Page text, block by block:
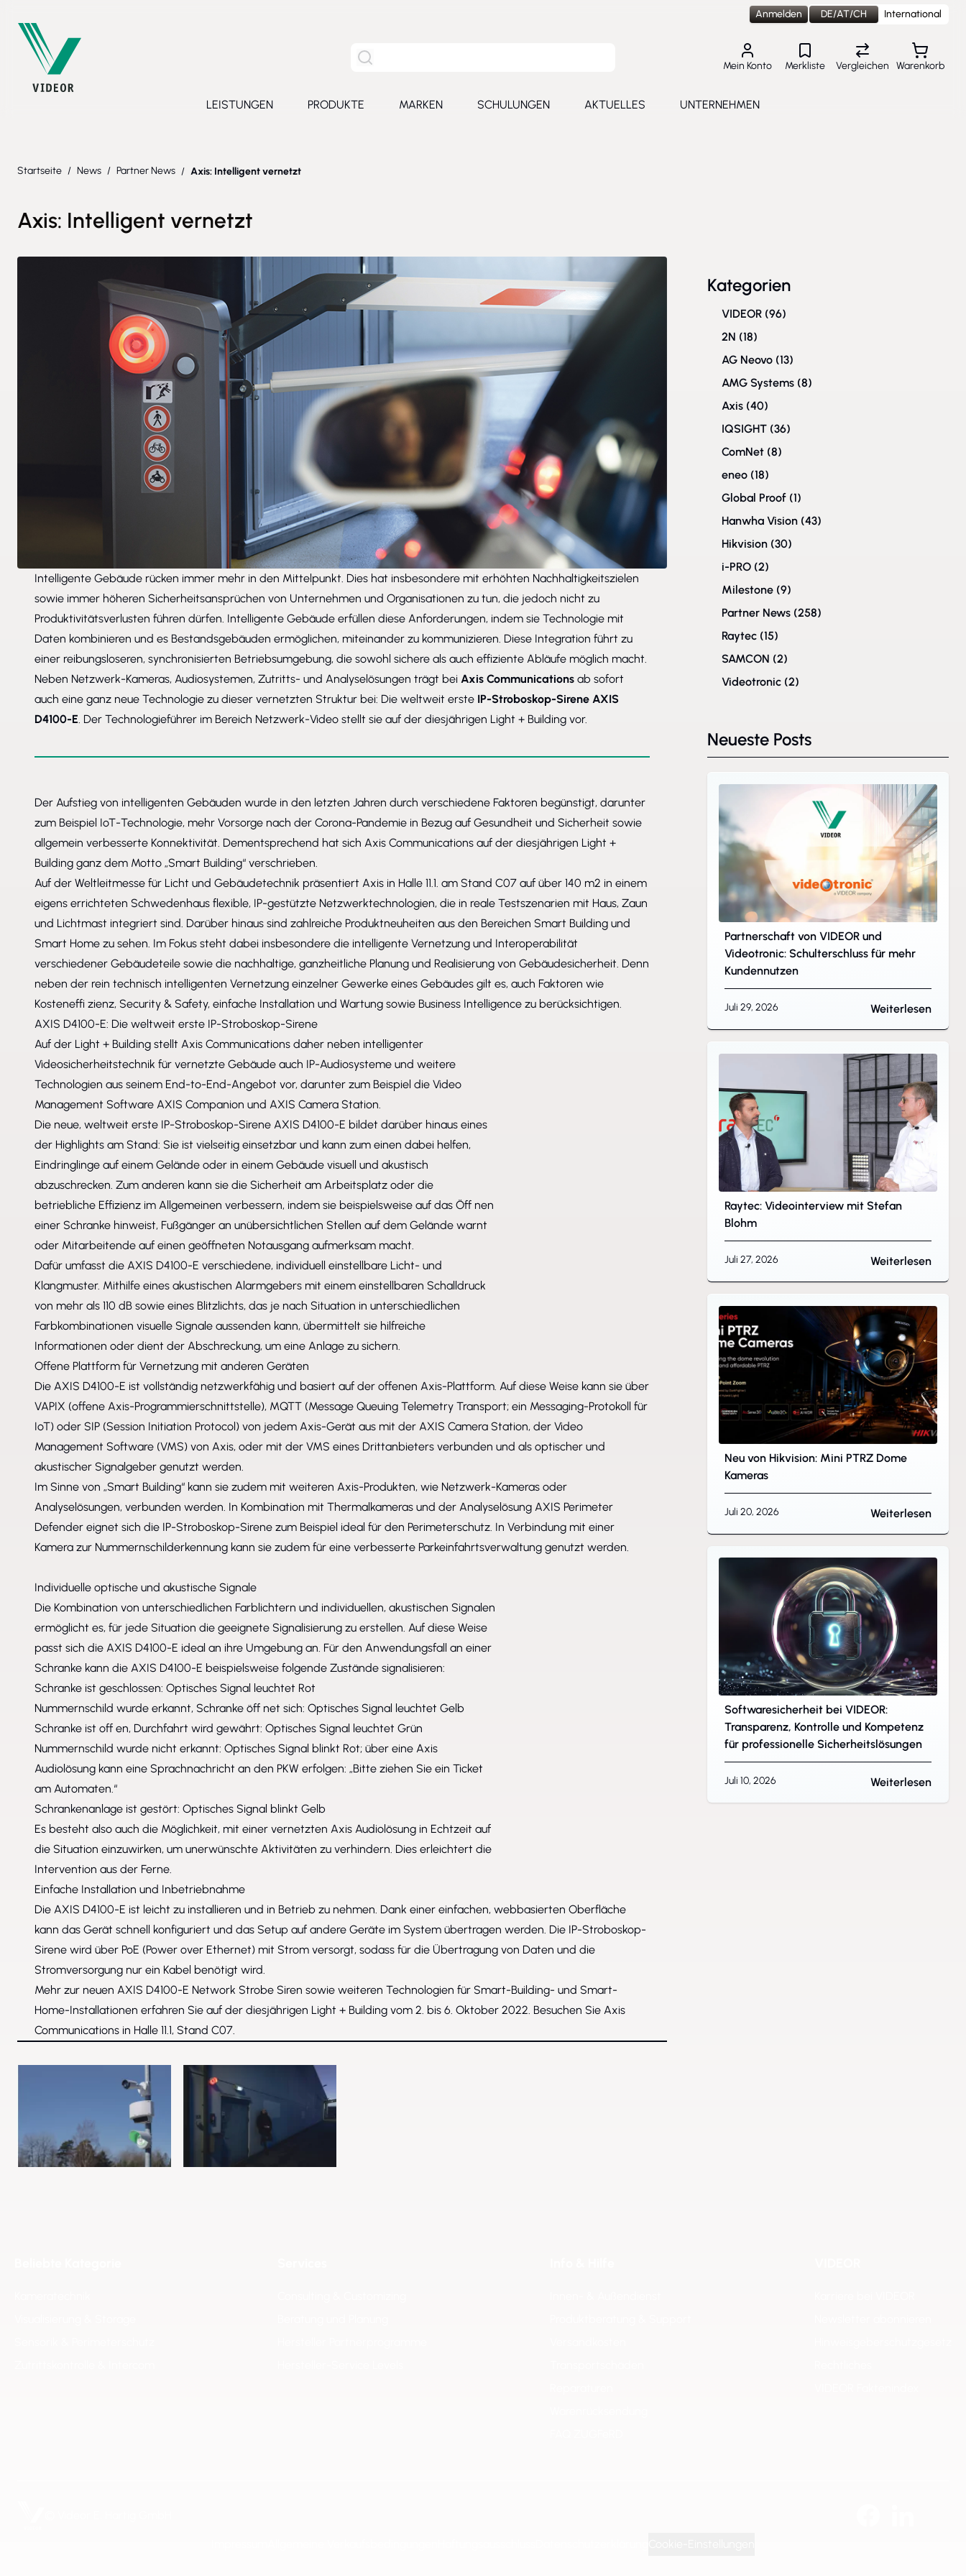
Site Suche
Anmelden DE/AT/CH International
Mein Konto Merkliste Vergleichen Warenkorb
LEISTUNGEN
PRODUKTE
MARKEN
SCHULUNGEN
AKTUELLES
UNTERNEHMEN
Startseite / News / Partner News / Axis: Intelligent vernetzt
Axis: Intelligent vernetzt
Intelligente Gebäude rücken immer mehr in den Mittelpunkt. Dies hat insbesondere mit erhöhten Nachhaltigkeitszielen
sowie immer höheren Sicherheitsansprüchen von Unternehmen und Organisationen zu tun, die jedoch nicht zu
Produktivitätsverlusten führen dürfen. Intelligente Gebäude erfüllen diese Anforderungen, indem sie Technologie mit
Daten kombinieren und es Bestandsgebäuden ermöglichen, miteinander zu kommunizieren. Diese Integration führt zu
einer reibungsloseren, synchronisierten Betriebsumgebung, die sowohl sichere als auch effiziente Abläufe möglich macht.
Neben Netzwerk-Kameras, Audiosystemen, Zutritts- und Analyselösungen trägt bei Axis Communications ab sofort
auch eine ganz neue Technologie zu dieser vernetzten Struktur bei: Die weltweit erste IP-Stroboskop-Sirene AXIS
D4100-E. Der Technologieführer im Bereich Netzwerk-Video stellt sie auf der diesjährigen Light + Building vor.
Der Aufstieg von intelligenten Gebäuden wurde in den letzten Jahren durch verschiedene Faktoren begünstigt, darunter
zum Beispiel IoT-Technologie, mehr Vorsorge nach der Corona-Pandemie in Bezug auf Gesundheit und Sicherheit sowie
allgemein verbesserte Konnektivität. Dementsprechend hat sich Axis Communications auf der diesjährigen Light +
Building ganz dem Motto „Smart Building“ verschrieben.
Auf der Weltleitmesse für Licht und Gebäudetechnik präsentiert Axis in Halle 11.1. am Stand C07 auf über 140 m2 in einem
eigens errichteten Schwedenhaus flexible, IP-gestützte Netzwerktechnologien, die in reale Testszenarien mit Haus, Zaun
und Lichtmast integriert sind. Darüber hinaus sind zahlreiche Produktneuheiten aus den Bereichen Smart Building und
Smart Home zu sehen. Im Fokus steht dabei insbesondere die intelligente Vernetzung und Interoperabilität
verschiedener Gebäudeteile sowie die nachhaltige, ganzheitliche Planung und Realisierung von Gebäudesicherheit. Denn
neben der rein technisch intelligenten Vernetzung einzelner Gewerke eines Gebäudes gilt es, auch Faktoren wie
Kosteneffi zienz, Security & Safety, einfache Installation und Wartung sowie Business Intelligence zu berücksichtigen.
AXIS D4100-E: Die weltweit erste IP-Stroboskop-Sirene
Auf der Light + Building stellt Axis Communications daher neben intelligenter
Videosicherheitstechnik für vernetzte Gebäude auch IP-Audiosysteme und weitere
Technologien aus seinem End-to-End-Angebot vor, darunter zum Beispiel die Video
Management Software AXIS Companion und AXIS Camera Station.
Die neue, weltweit erste IP-Stroboskop-Sirene AXIS D4100-E bildet darüber hinaus eines
der Highlights am Stand: Sie ist vielseitig einsetzbar und kann zum einen dabei helfen,
Eindringlinge auf einem Gelände oder in einem Gebäude visuell und akustisch
abzuschrecken. Zum anderen kann sie die Sicherheit am Arbeitsplatz oder die
betriebliche Effizienz im Allgemeinen verbessern, indem sie beispielsweise auf das Öff nen
einer Schranke hinweist, Fußgänger an unübersichtlichen Stellen auf dem Gelände warnt
oder Mitarbeitende auf einen geöffneten Notausgang aufmerksam macht.
Dafür umfasst die AXIS D4100-E verschiedene, individuell einstellbare Licht- und
Klangmuster. Mithilfe eines akustischen Alarmgebers mit einem einstellbaren Schalldruck
von mehr als 110 dB sowie eines Blitzlichts, das je nach Situation in unterschiedlichen
Farbkombinationen visuelle Signale aussenden kann, übermittelt sie hilfreiche
Informationen oder dient der Abschreckung, um eine Anlage zu sichern.
Offene Plattform für Vernetzung mit anderen Geräten
Die AXIS D4100-E ist vollständig netzwerkfähig und basiert auf der offenen Axis-Plattform. Auf diese Weise kann sie über
VAPIX (offene Axis-Programmierschnittstelle), MQTT (Message Queuing Telemetry Transport; ein Messaging-Protokoll für
IoT) oder SIP (Session Initiation Protocol) von jedem Axis-Gerät aus mit der AXIS Camera Station, der Video
Management Software (VMS) von Axis, oder mit der VMS eines Drittanbieters verbunden und als optischer und
akustischer Signalgeber genutzt werden.
Im Sinne von „Smart Building“ kann sie zudem mit weiteren Axis-Produkten, wie Netzwerk-Kameras oder
Analyselösungen, verbunden werden. In Kombination mit Thermalkameras und der Analyselösung AXIS Perimeter
Defender eignet sich die IP-Stroboskop-Sirene zum Beispiel ideal für den Perimeterschutz. In Verbindung mit einer
Kamera zur Nummernschilderkennung kann sie zudem für eine verbesserte Parkeinfahrtsverwaltung genutzt werden.
Individuelle optische und akustische Signale
Die Kombination von unterschiedlichen Farblichtern und individuellen, akustischen Signalen
ermöglicht es, für jede Situation die geeignete Signalisierung zu erstellen. Auf diese Weise
passt sich die AXIS D4100-E ideal an ihre Umgebung an. Für den Anwendungsfall an einer
Schranke kann die AXIS D4100-E beispielsweise folgende Zustände signalisieren:
Schranke ist geschlossen: Optisches Signal leuchtet Rot
Nummernschild wurde erkannt, Schranke öff net sich: Optisches Signal leuchtet Gelb
Schranke ist off en, Durchfahrt wird gewährt: Optisches Signal leuchtet Grün
Nummernschild wurde nicht erkannt: Optisches Signal blinkt Rot; über eine Axis
Audiolösung kann eine Sprachnachricht an den PKW erfolgen: „Bitte ziehen Sie ein Ticket
am Automaten.“
Schrankenanlage ist gestört: Optisches Signal blinkt Gelb
Es besteht also auch die Möglichkeit, mit einer vernetzten Axis Audiolösung in Echtzeit auf
die Situation einzuwirken, um unerwünschte Aktivitäten zu verhindern. Dies erleichtert die
Intervention aus der Ferne.
Einfache Installation und Inbetriebnahme
Die AXIS D4100-E ist leicht zu installieren und in Betrieb zu nehmen. Dank einer einfachen, webbasierten Oberfläche
kann das Gerät schnell konfiguriert und das Setup auf andere Geräte im System übertragen werden. Die IP-Stroboskop-
Sirene wird über PoE (Power over Ethernet) mit Strom versorgt, sodass für die Übertragung von Daten und die
Stromversorgung nur ein Kabel benötigt wird.
Mehr zur neuen AXIS D4100-E Network Strobe Siren sowie weiteren Technologien für Smart-Building- und Smart-
Home-Installationen erfahren Sie auf der diesjährigen Light + Building vom 2. bis 6. Oktober 2022. Besuchen Sie Axis
Communications in Halle 11.1, Stand C07.
Kategorien
VIDEOR (96)
2N (18)
AG Neovo (13)
AMG Systems (8)
Axis (40)
IQSIGHT (36)
ComNet (8)
eneo (18)
Global Proof (1)
Hanwha Vision (43)
Hikvision (30)
i-PRO (2)
Milestone (9)
Partner News (258)
Raytec (15)
SAMCON (2)
Videotronic (2)
Neueste Posts
Partnerschaft von VIDEOR und
Videotronic: Schulterschluss für mehr
Kundennutzen
Juli 29, 2026 Weiterlesen
Raytec: Videointerview mit Stefan
Blohm
Juli 27, 2026 Weiterlesen
Neu von Hikvision: Mini PTRZ Dome
Kameras
Juli 20, 2026 Weiterlesen
Softwaresicherheit bei VIDEOR:
Transparenz, Kontrolle und Kompetenz
für professionelle Sicherheitslösungen
Juli 10, 2026 Weiterlesen